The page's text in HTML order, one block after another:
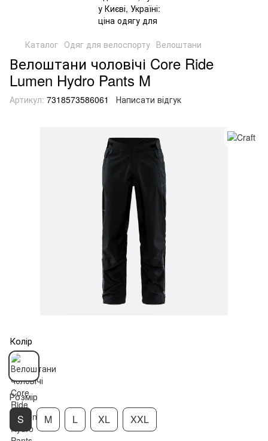
Каталог Одяг для велоспорту Велоштани
Велоштани чоловічі Core Ride
Lumen Hydro Pants M
Артикул: 7318573586061 Написати відгук
Колір
Розмір
S M L XL XXL